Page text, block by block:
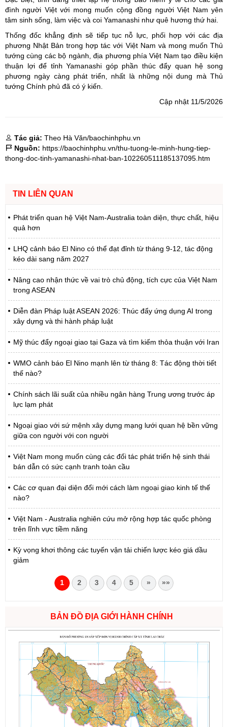
đình người Việt với mong muốn cộng đồng người Việt Nam yên
tâm sinh sống, làm việc và coi Yamanashi như quê hương thứ hai.
Thống đốc khẳng định sẽ tiếp tục nỗ lực, phối hợp với các địa
phương Nhật Bản trong hợp tác với Việt Nam và mong muốn Thủ
tướng cùng các bộ ngành, địa phương phía Việt Nam tạo điều kiện
thuận lợi để tỉnh Yamanashi góp phần thúc đẩy quan hệ song
phương ngày càng phát triển, nhất là những nội dung mà Thủ
tướng Chính phủ đã có ý kiến.
Cập nhật 11/5/2026
Tác giả: Theo Hà Văn/baochinhphu.vn
Nguồn: https://baochinhphu.vn/thu-tuong-le-minh-hung-tiep-
thong-doc-tinh-yamanashi-nhat-ban-102260511185137095.htm
TIN LIÊN QUAN
Phát triển quan hệ Việt Nam-Australia toàn diện, thực chất, hiệu
quả hơn
LHQ cảnh báo El Nino có thể đạt đỉnh từ tháng 9-12, tác động
kéo dài sang năm 2027
Nâng cao nhận thức về vai trò chủ động, tích cực của Việt Nam
trong ASEAN
Diễn đàn Pháp luật ASEAN 2026: Thúc đẩy ứng dụng AI trong
xây dựng và thi hành pháp luật
Mỹ thúc đẩy ngoại giao tại Gaza và tìm kiếm thỏa thuận với Iran
WMO cảnh báo El Nino mạnh lên từ tháng 8: Tác động thời tiết
thế nào?
Chính sách lãi suất của nhiều ngân hàng Trung ương trước áp
lực lạm phát
Ngoại giao với sứ mệnh xây dựng mạng lưới quan hệ bền vững
giữa con người với con người
Việt Nam mong muốn cùng các đối tác phát triển hệ sinh thái
bán dẫn có sức cạnh tranh toàn cầu
Các cơ quan đại diện đổi mới cách làm ngoại giao kinh tế thế
nào?
Việt Nam - Australia nghiên cứu mở rộng hợp tác quốc phòng
trên lĩnh vực tiềm năng
Kỳ vọng khơi thông các tuyến vận tải chiến lược kéo giá dầu
giảm
1 2 3 4 5 » »»
BẢN ĐỒ ĐỊA GIỚI HÀNH CHÍNH